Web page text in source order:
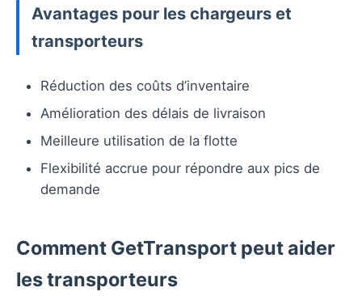
Avantages pour les chargeurs et
transporteurs
Réduction des coûts d’inventaire
Amélioration des délais de livraison
Meilleure utilisation de la flotte
Flexibilité accrue pour répondre aux pics de
demande
Comment GetTransport peut aider
les transporteurs